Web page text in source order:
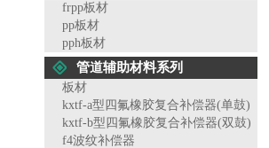
frpp板材
pp板材
pph板材
管道辅助材料系列
板材
kxtf-a型四氟橡胶复合补偿器(单鼓)
kxtf-b型四氟橡胶复合补偿器(双鼓)
f4波纹补偿器